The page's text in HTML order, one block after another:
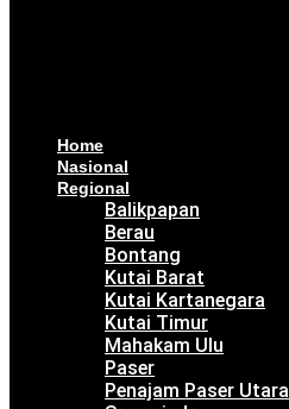
Home
Nasional
Regional
Balikpapan
Berau
Bontang
Kutai Barat
Kutai Kartanegara
Kutai Timur
Mahakam Ulu
Paser
Penajam Paser Utara